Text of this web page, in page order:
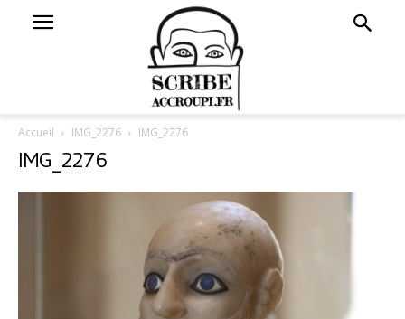
Accueil IMG_2276 IMG_2276
IMG_2276